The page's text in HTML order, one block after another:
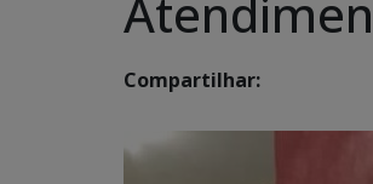
Compartilhar: